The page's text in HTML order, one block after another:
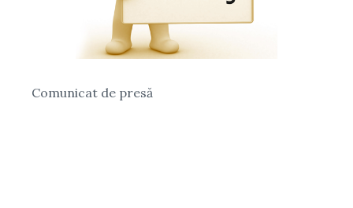
Comunicat de presă